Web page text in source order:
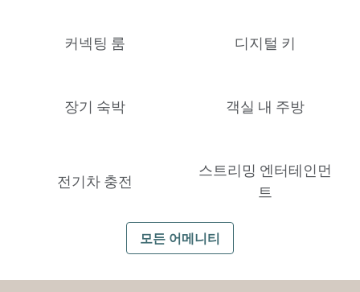
커넥팅 룸 디지털 키
장기 숙박 객실 내 주방
전기차 충전
스트리밍 엔터테인먼
트
모든 어메니티